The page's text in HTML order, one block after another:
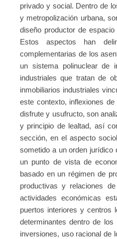
privado y social. Dentro de
y metropolización urbana,
diseño productor de
Estos aspectos han
complementarias de los
un sistema polinuclear de
industriales que tratan de
inmobiliarios industriales
este contexto, inflexiones
disfrute y usufructo, son
y principio de lealtad, así
sección, en el aspecto
sometido a un orden jurídico
un punto de vista de
basado en un régimen de
productivas y relaciones
actividades económicas
puertos interiores y centros
determinantes dentro de
inversiones, uso racional de